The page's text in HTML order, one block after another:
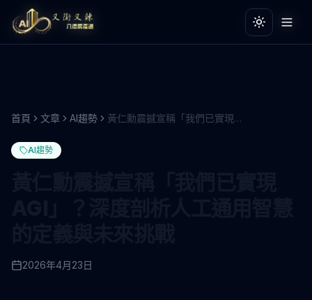
切換主題
切換主題
首頁 文章 AI趨勢 黃仁勳震撼宣稱「我們已實現AGI」？深度剖析人工通用智慧的定義與未來挑戰
AI趨勢
2026年4月23日